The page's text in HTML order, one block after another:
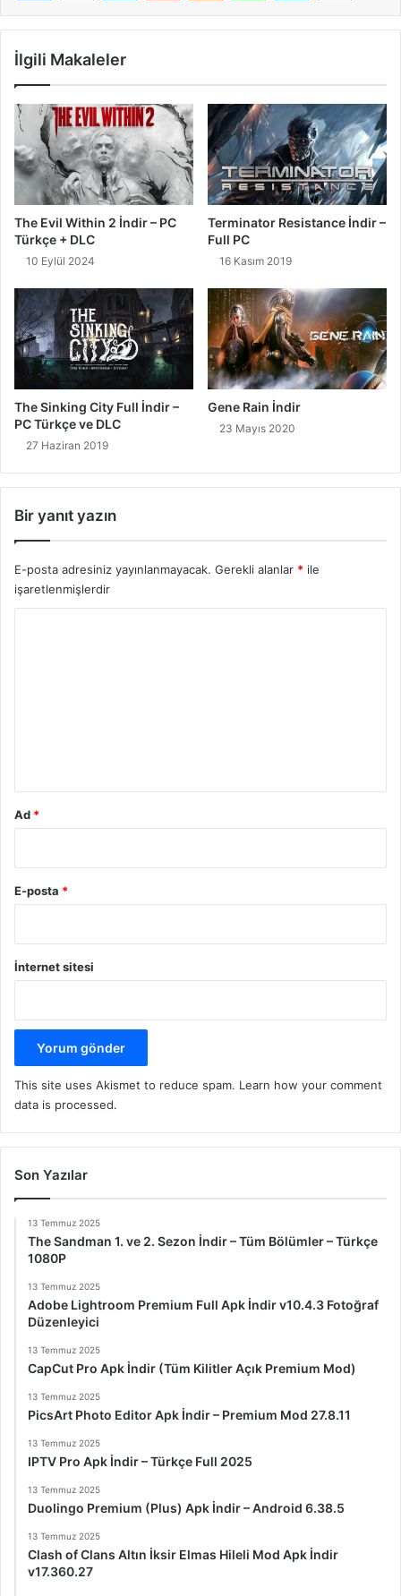
İlgili Makaleler
The Evil Within 2 İndir – PC
Türkçe + DLC
10 Eylül 2024
Terminator Resistance İndir –
Full PC
16 Kasım 2019
The Sinking City Full İndir –
PC Türkçe ve DLC
27 Haziran 2019
Gene Rain İndir
23 Mayıs 2020
Bir yanıt yazın
E-posta adresiniz yayınlanmayacak. Gerekli alanlar * ile
işaretlenmişlerdir
Ad *
E-posta *
İnternet sitesi
This site uses Akismet to reduce spam. Learn how your comment
data is processed.
Son Yazılar
13 Temmuz 2025
The Sandman 1. ve 2. Sezon İndir – Tüm Bölümler – Türkçe
1080P
13 Temmuz 2025
Adobe Lightroom Premium Full Apk İndir v10.4.3 Fotoğraf
Düzenleyici
13 Temmuz 2025
CapCut Pro Apk İndir (Tüm Kilitler Açık Premium Mod)
13 Temmuz 2025
PicsArt Photo Editor Apk İndir – Premium Mod 27.8.11
13 Temmuz 2025
IPTV Pro Apk İndir – Türkçe Full 2025
13 Temmuz 2025
Duolingo Premium (Plus) Apk İndir – Android 6.38.5
13 Temmuz 2025
Clash of Clans Altın İksir Elmas Hileli Mod Apk İndir
v17.360.27